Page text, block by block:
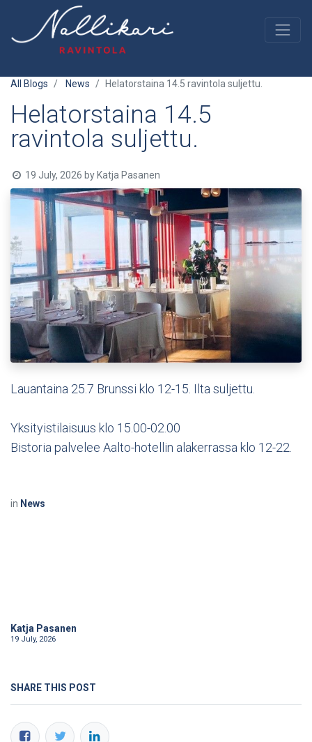
All Blogs News Helatorstaina 14.5 ravintola suljettu.
Helatorstaina 14.5
ravintola suljettu.
19 July, 2026 by Katja Pasanen
Lauantaina 25.7 Brunssi klo 12-15. Ilta suljettu.
Yksityistilaisuus klo 15.00-02.00
Bistoria palvelee Aalto-hotellin alakerrassa klo 12-22.
in News
Katja Pasanen
19 July, 2026
SHARE THIS POST